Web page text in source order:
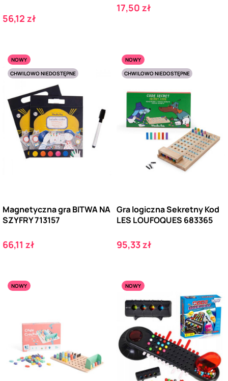
Cena
56,12 zł
Cena
17,50 zł
NOWY
CHWILOWO NIEDOSTĘPNE
Magnetyczna gra BITWA NA
SZYFRY 713157
Cena
66,11 zł
NOWY
CHWILOWO NIEDOSTĘPNE
Gra logiczna Sekretny Kod
LES LOUFOQUES 683365
Cena
95,33 zł
NOWY NOWY